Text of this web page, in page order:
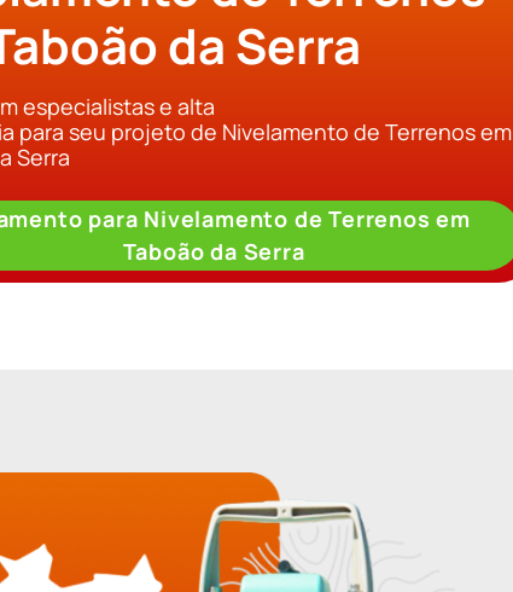
da Serra
especialistas e alta
para seu projeto de Nivelamento de Terrenos em
Serra
para Nivelamento de Terrenos em
Taboão da Serra